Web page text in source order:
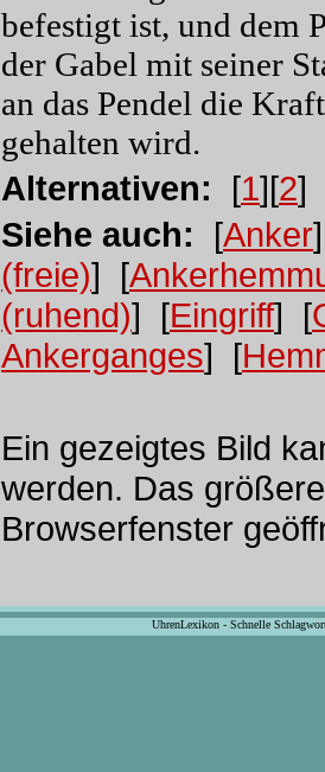
befestigt ist, und dem
der Gabel mit seiner
an das Pendel die
gehalten wird.
Alternativen: [1][2]
Siehe auch: [Anker
(freie)] [
(ruhend)] [Eingriff] [
Ankerganges] [
Ein gezeigtes Bild
werden. Das
Browserfenster
UhrenLexikon - Schnelle